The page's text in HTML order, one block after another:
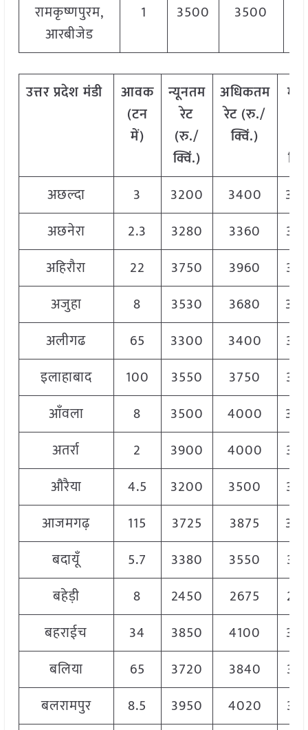
रामकृष्णपुरम,
आरबीजेड
1 3500 3500
उत्तरप्रदेश मंडी
आवक
(टन
में)
न्यूनतम
रेट
(रु./
क्विं.)
अधिकतम
रेट (रु./
क्विं.)
अछल्दा
3 3200 3400
अछनेरा
2.3 3280 3360
अहिरौरा
22 3750 3960
अजुहा
8 3530 3680
अलीगढ
65 3300 3400
इलाहाबाद
100 3550 3750
आँवला
8 3500 4000
अतर्रा
2 3900 4000
औरैया
4.5 3200 3500
आजमगढ़
115 3725 3875
बदायूँ
5.7 3380 3550
बहेड़ी
8 2450 2675
बहराईच
34 3850 4100
बलिया
65 3720 3840
बलरामपुर
8.5 3950 4020